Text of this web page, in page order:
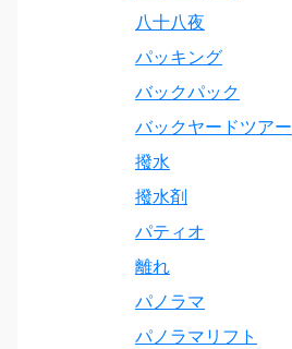
八十八夜
パッキング
バックパック
バックヤードツアー
撥水
撥水剤
パティオ
離れ
パノラマ
パノラマリフト